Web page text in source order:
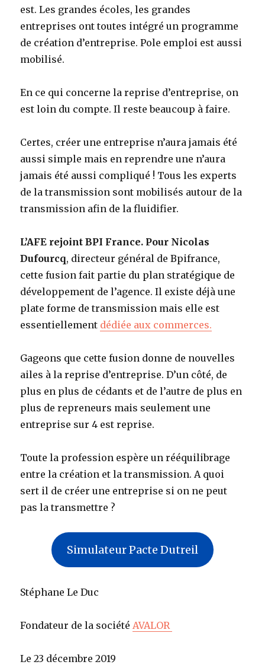
est. Les grandes écoles, les grandes
entreprises ont toutes intégré un programme
de création d’entreprise. Pole emploi est aussi
mobilisé.
En ce qui concerne la reprise d’entreprise, on
est loin du compte. Il reste beaucoup à faire.
Certes, créer une entreprise n’aura jamais été
aussi simple mais en reprendre une n’aura
jamais été aussi compliqué ! Tous les experts
de la transmission sont mobilisés autour de la
transmission afin de la fluidifier.
L’AFE rejoint BPI France. Pour Nicolas
Dufourcq, directeur général de Bpifrance,
cette fusion fait partie du plan stratégique de
développement de l’agence. Il existe déjà une
plate forme de transmission mais elle est
essentiellement dédiée aux commerces.
Gageons que cette fusion donne de nouvelles
ailes à la reprise d’entreprise. D’un côté, de
plus en plus de cédants et de l’autre de plus en
plus de repreneurs mais seulement une
entreprise sur 4 est reprise.
Toute la profession espère un rééquilibrage
entre la création et la transmission. A quoi
sert il de créer une entreprise si on ne peut
pas la transmettre ?
Simulateur Pacte Dutreil
Stéphane Le Duc
Fondateur de la sociétéAVALOR
Le 23 décembre 2019